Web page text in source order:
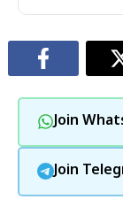
Join
Join